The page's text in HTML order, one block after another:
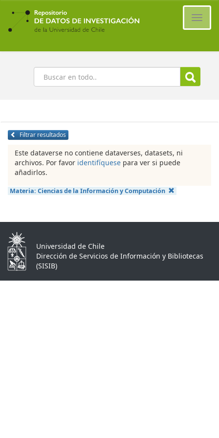
Ir
contenido
principal
Buscar
Filtrar resultados
Este dataverse no contiene dataverses, datasets, ni
archivos. Por favor identifíquese para ver si puede
añadirlos.
Materia: Ciencias de la Información y Computación
Universidad de Chile
Dirección de Servicios de Información y Bibliotecas
(SISIB)